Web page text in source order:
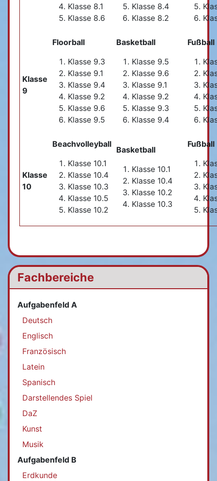
Fachbereiche
Aufgabenfeld A
Deutsch
Englisch
Französisch
Latein
Spanisch
Darstellendes Spiel
DaZ
Kunst
Musik
Aufgabenfeld B
Erdkunde
Klasse 8.1
Klasse 8.6
Klasse 8.4
Klasse 8.2
Klasse
9
Floorball
Klasse 9.3
Klasse 9.1
Klasse 9.4
Klasse 9.2
Klasse 9.6
Klasse 9.5
Basketball
Klasse 9.5
Klasse 9.6
Klasse 9.1
Klasse 9.2
Klasse 9.3
Klasse 9.4
Fußball
Klasse
10
Beachvolleyball
Klasse 10.1
Klasse 10.4
Klasse 10.3
Klasse 10.5
Klasse 10.2
Basketball
Klasse 10.1
Klasse 10.4
Klasse 10.2
Klasse 10.3
Fußball